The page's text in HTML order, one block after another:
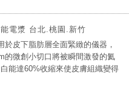
電漿 台北.桃園.新竹
皮下脂肪層全面緊緻的儀器，
的微創小切口將被瞬間激發的氦
能達60%收縮來使皮膚組織變得